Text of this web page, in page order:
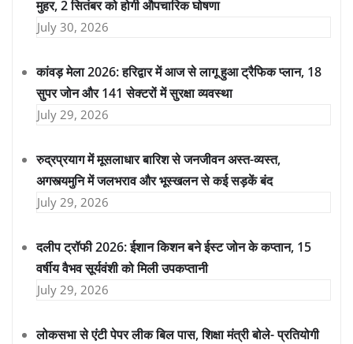
मुहर, 2 सितंबर को होगी औपचारिक घोषणा
July 30, 2026
कांवड़ मेला 2026: हरिद्वार में आज से लागू हुआ ट्रैफिक प्लान, 18
सुपर जोन और 141 सेक्टरों में सुरक्षा व्यवस्था
July 29, 2026
रुद्रप्रयाग में मूसलाधार बारिश से जनजीवन अस्त-व्यस्त,
अगस्त्यमुनि में जलभराव और भूस्खलन से कई सड़कें बंद
July 29, 2026
दलीप ट्रॉफी 2026: ईशान किशन बने ईस्ट जोन के कप्तान, 15
वर्षीय वैभव सूर्यवंशी को मिली उपकप्तानी
July 29, 2026
लोकसभा से एंटी पेपर लीक बिल पास, शिक्षा मंत्री बोले- प्रतियोगी